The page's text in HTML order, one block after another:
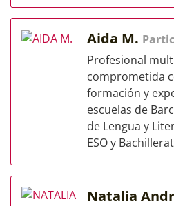
Aida M.
Profesional
comprometida
formación y
escuelas de
de Lengua y
ESO y
Natalia